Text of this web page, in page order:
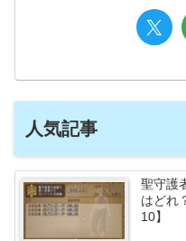
人気記事
聖守護
はどれ
10】